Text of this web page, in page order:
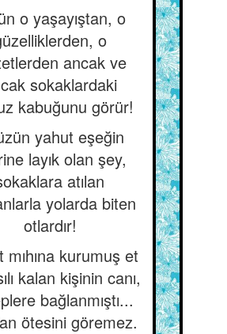
o yaşayıştan, o
o
ancak ve
sokaklardaki
kabuğunu görür!
yahut eşeğin
layık olan şey,
atılan
yolarda biten
otlardır!
mıhına kurumuş et
kalan kişinin canı,
bağlanmıştı...
ötesini göremez.